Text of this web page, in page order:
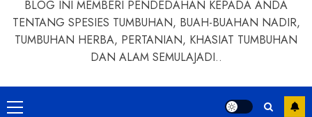
BLOG INI MEMBERI PENDEDAHAN KEPADA ANDA
TENTANG SPESIES TUMBUHAN, BUAH-BUAHAN NADIR,
TUMBUHAN HERBA, PERTANIAN, KHASIAT TUMBUHAN
DAN ALAM SEMULAJADI..
Primary